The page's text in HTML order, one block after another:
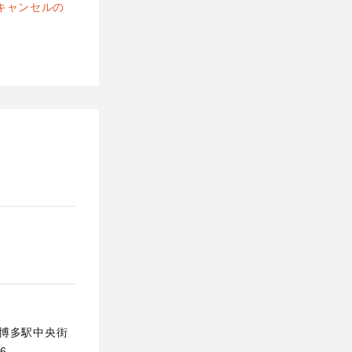
ャンセルの
多駅中央街